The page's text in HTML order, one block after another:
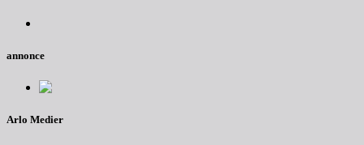
annonce
Arlo Medier